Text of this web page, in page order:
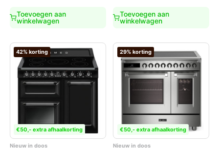
Toevoegen aan
winkelwagen
Toevoegen aan
winkelwagen
€50,- extra afhaalkorting
42% korting
Nieuw in doos
€50,- extra afhaalkorting
29% korting
Nieuw in doos